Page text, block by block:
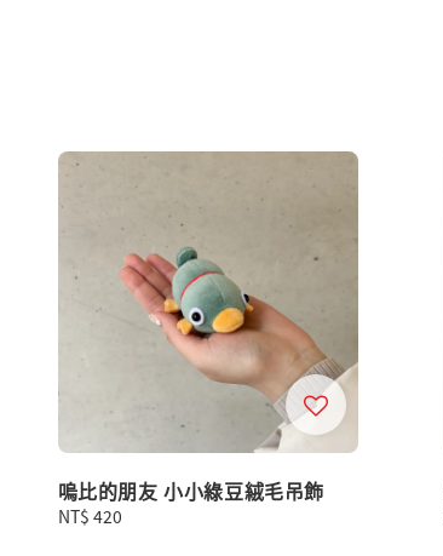
嗚比的朋友 小小綠豆絨毛吊飾
Regular
NT$ 420